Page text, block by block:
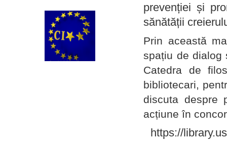
prevenției și
sănătății
Prin această
spațiu de dialog
Catedra de
bibliotecari,
discuta despre
acțiune în
https://